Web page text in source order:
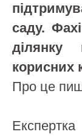
саду.
корисних
Про це